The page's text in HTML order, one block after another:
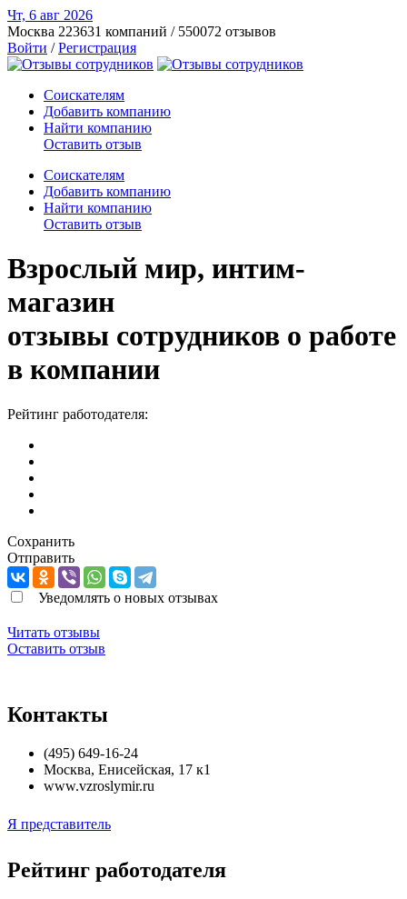
Чт, 6 авг 2026
Москва 223631 компаний / 550072 отзывов
Войти /Регистрация
Соискателям
Добавить компанию
Найти компанию
Оставить отзыв
Соискателям
Добавить компанию
Найти компанию
Оставить отзыв
Взрослый мир, интим-
магазин
отзывы сотрудников о работе
в компании
Рейтинг работодателя:
Сохранить
Отправить
Уведомлять о новых отзывах
Читать отзывы
Оставить отзыв
Контакты
(495) 649-16-24
Москва, Енисейская, 17 к1
www.vzroslymir.ru
Я представитель
Рейтинг работодателя